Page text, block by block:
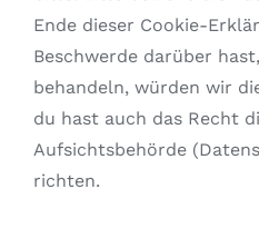
Ende dieser Cookie-
Beschwerde darüber
behandeln, würden wir
du hast auch das Recht
Aufsichtsbehörde
richten.